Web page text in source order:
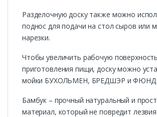
Разделочную доску также можно
поднос для подачи на стол сыров или
нарезки.
Чтобы увеличить рабочую
приготовления пищи, доску можно
мойки БУХОЛЬМЕН, БРЕДШЭР и
Бамбук – прочный натуральный и
материал, который не повредит